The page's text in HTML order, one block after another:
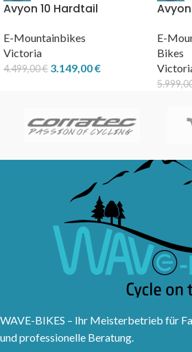
Avyon 10 Hardtail
E-Mountainbikes
Victoria
4.499,00€ 3.149,00€
E-
Bikes
WAVE-BIKES – Ihr Meisterbetrieb für
und professionelle Beratung.